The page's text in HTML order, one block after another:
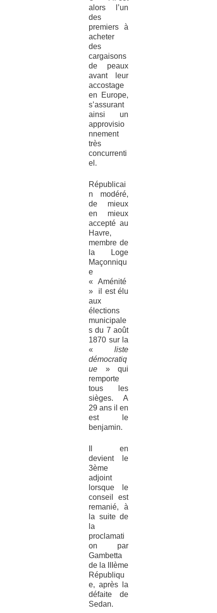
alors l’un
des
premiers à
acheter
des
cargaisons
de peaux
avant leur
accostage
en Europe,
s’assurant
ainsi un
approvisio
nnement
très
concurrenti
el.
Républicai
n modéré,
de mieux
en mieux
accepté au
Havre,
membre de
la Loge
Maçonniqu
e
« Aménité
» il est élu
aux
élections
municipale
s du 7 août
1870 sur la
«liste
démocratiq
ue » qui
remporte
tous les
sièges. A
29 ans il en
est le
benjamin.
Il en
devient le
3ème
adjoint
lorsque le
conseil est
remanié, à
la suite de
la
proclamati
on par
Gambetta
de la IIIème
Républiqu
e, après la
défaite de
Sedan.